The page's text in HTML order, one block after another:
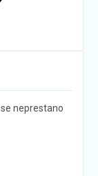
neprestano